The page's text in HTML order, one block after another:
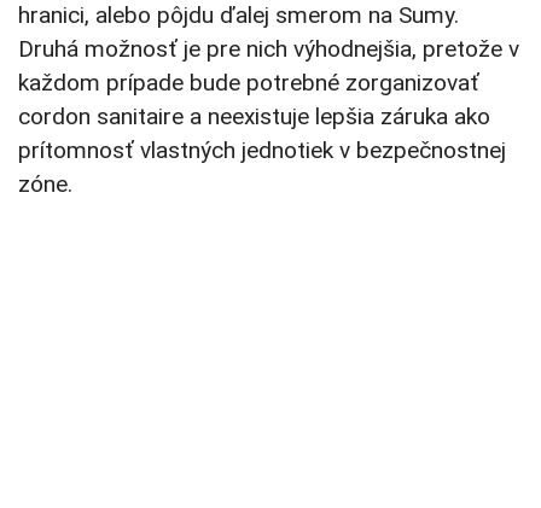
hranici, alebo pôjdu ďalej smerom na Sumy.
Druhá možnosť je pre nich výhodnejšia, pretože v
každom prípade bude potrebné zorganizovať
cordon sanitaire a neexistuje lepšia záruka ako
prítomnosť vlastných jednotiek v bezpečnostnej
zóne.